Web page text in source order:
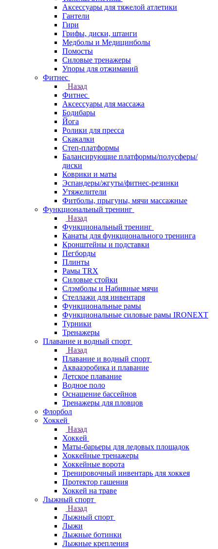
Аксессуары для тяжелой атлетики
Гантели
Гири
Грифы, диски, штанги
Медболы и Медицинболы
Помосты
Силовые тренажеры
Упоры для отжиманий
Фитнес
Назад
Фитнес
Аксессуары для массажа
Бодибары
Йога
Ролики для пресса
Скакалки
Степ-платформы
Балансирующие платформы/полусферы/
диски
Коврики и маты
Эспандеры/жгуты/фитнес-резинки
Утяжелители
Фитболы, прыгуны, мячи массажные
Функциональный тренинг
Назад
Функциональный тренинг
Канаты для функционального тренинга
Кронштейны и подставки
Пегборды
Плинты
Рамы TRX
Силовые стойки
Слэмболы и Набивные мячи
Стеллажи для инвентаря
Функциональные рамы
Функциональные силовые рамы IRONEXT
Турники
Тренажеры
Плавание и водный спорт
Назад
Плавание и водный спорт
Аквааэробика и плавание
Детское плавание
Водное поло
Оснащение бассейнов
Тренажеры для пловцов
Флорбол
Хоккей
Назад
Хоккей
Маты-барьеры для ледовых площадок
Хоккейные тренажеры
Хоккейные ворота
Тренировочный инвентарь для хоккея
Протектор гашения
Хоккей на траве
Лыжный спорт
Назад
Лыжный спорт
Лыжи
Лыжные ботинки
Лыжные крепления